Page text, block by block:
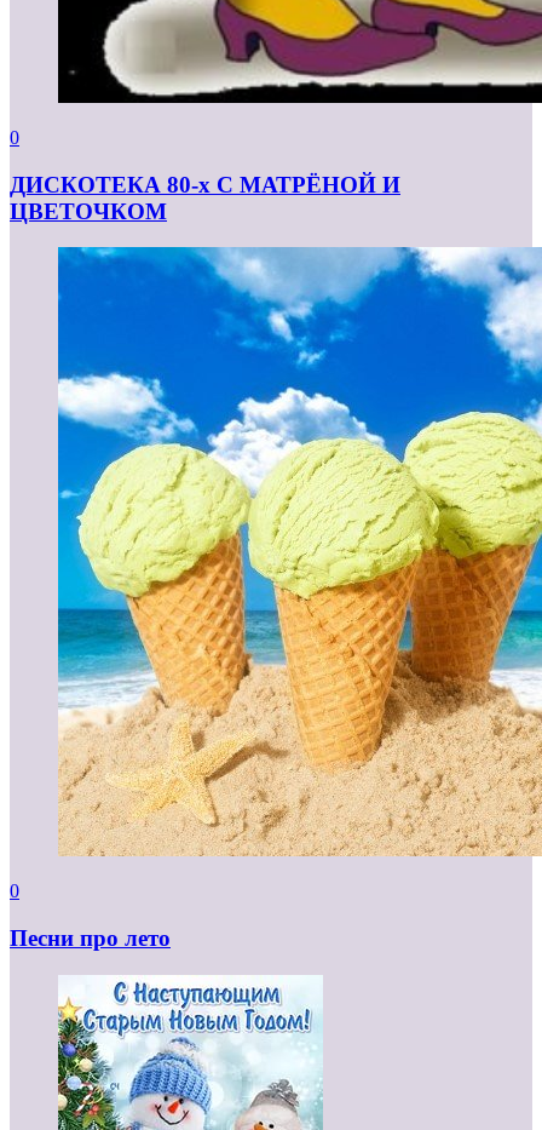
0
ДИСКОТЕКА 80-х С МАТРЁНОЙ И
ЦВЕТОЧКОМ
0
Песни про лето